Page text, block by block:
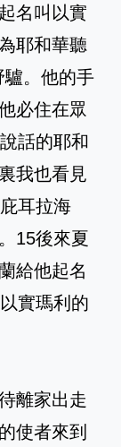
名叫以實
耶和華聽
驢。他的手
必住在眾
話的耶和
我也看見
耳拉海
15後來夏
給他起名
實瑪利的
離家出走
使者來到